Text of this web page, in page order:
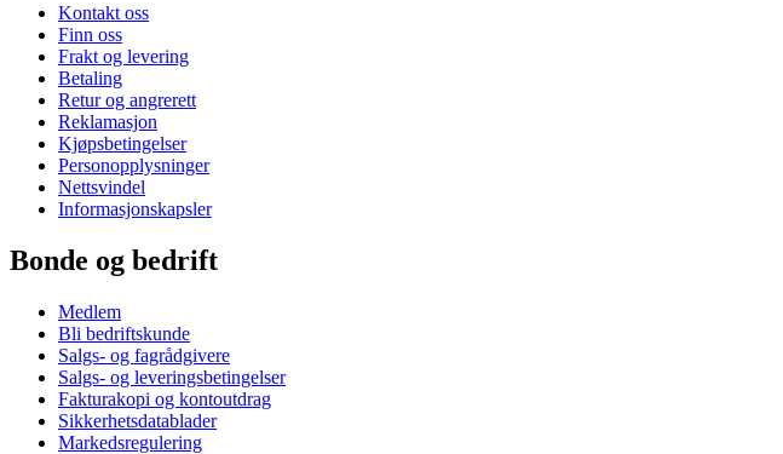
Kontakt oss
Finn oss
Frakt og levering
Betaling
Retur og angrerett
Reklamasjon
Kjøpsbetingelser
Personopplysninger
Nettsvindel
Informasjonskapsler
Bonde og bedrift
Medlem
Bli bedriftskunde
Salgs- og fagrådgivere
Salgs- og leveringsbetingelser
Fakturakopi og kontoutdrag
Sikkerhetsdatablader
Markedsregulering